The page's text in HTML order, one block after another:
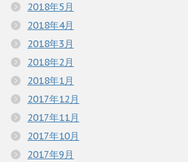
2018年5月
2018年4月
2018年3月
2018年2月
2018年1月
2017年12月
2017年11月
2017年10月
2017年9月